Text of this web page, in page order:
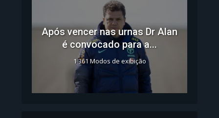
Após vencer nas urnas Dr Alan
é convocado para a...
1.361 Modos de exibição